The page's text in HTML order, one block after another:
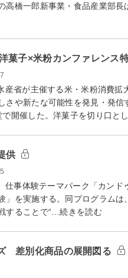
高橋一郎新事業・食品産業部長
菓子×米粉カンファレンス
省が主催する米・米粉消費拡
さや新たな可能性を発見・発信
で開催した。洋菓子を切り口
供
事体験テーマパーク「カンド
」を実施する。同プログラム
することで“…続きを読む
差別化商品の展開図る